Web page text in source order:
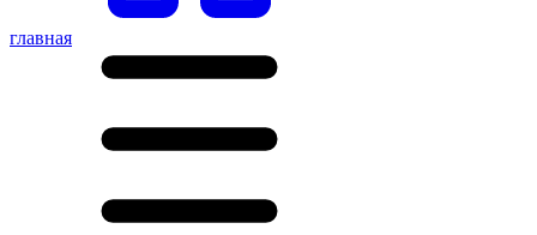
главная